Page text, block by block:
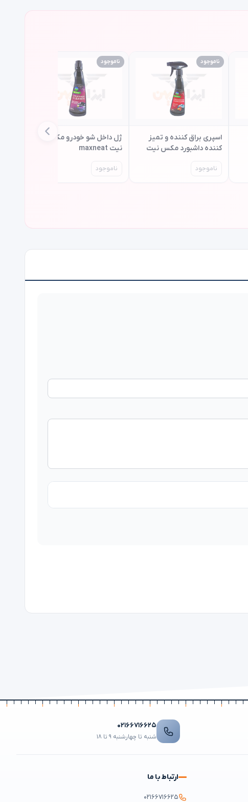
ناموجود
اسپری براق کننده و تمیز
کننده داشبورد مکس نیت
ناموجود
ناموجود
ژل داخل شو خودرو مکس
نیت maxneat
ناموجود
۰۲۱۶۶۷۱۶۶۲۵
شنبه تا چهارشنبه ۹ تا ۱۸
ارتباط با ما
۰۲۱۶۶۷۱۶۶۲۵